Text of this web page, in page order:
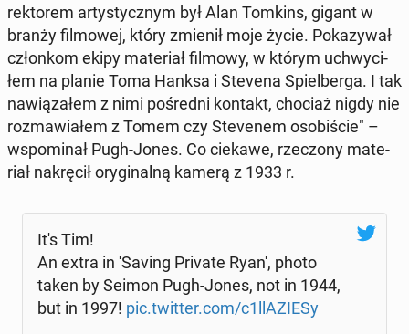
rek­to­rem ar­ty­stycz­nym był Alan Tomkins, gigant w
branży fil­mo­wej, który zmienił moje życie. Po­ka­zy­wał
człon­kom ekipy ma­te­riał filmowy, w którym uchwy­ci­
łem na planie Toma Hanksa i Stevena Spiel­ber­ga. I tak
na­wią­za­łem z nimi po­śred­ni kontakt, chociaż nigdy nie
roz­ma­wia­łem z Tomem czy Ste­ve­nem oso­bi­ście" –
wspo­mi­nał Pugh-Jones. Co ciekawe, rze­czo­ny ma­te­
riał na­krę­cił ory­gi­nal­ną kamerą z 1933 r.
It's Tim!
An extra in 'Saving Private Ryan', photo
taken by Seimon Pugh-Jones, not in 1944,
but in 1997! pic.twitter.com/c1llA­ZIE­Sy